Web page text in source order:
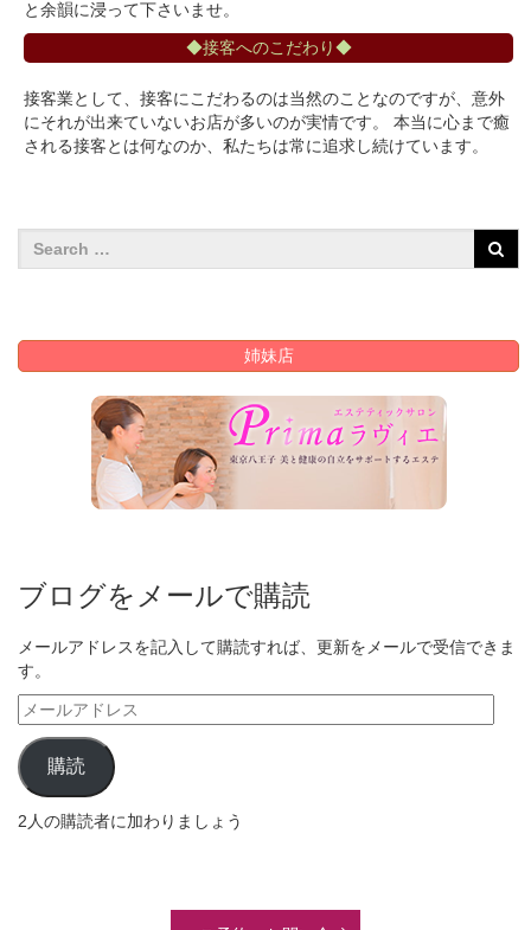
と余韻に浸って下さいませ。
◆接客へのこだわり◆
接客業として、接客にこだわるのは当然のことなのですが、意外
にそれが出来ていないお店が多いのが実情です。 本当に心まで癒
される接客とは何なのか、私たちは常に追求し続けています。
姉妹店
ブログをメールで購読
メールアドレスを記入して購読すれば、更新をメールで受信できま
す。
メ
ー
ル
ア
ド
レ
購読
2人の購読者に加わりましょう